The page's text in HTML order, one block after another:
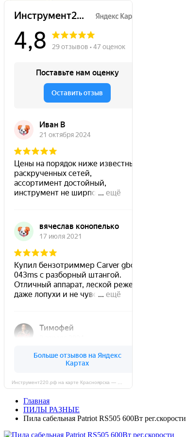
Главная
ПИЛЫ РАЗНЫЕ
Пила сабельная Patriot RS505 600Вт рег.скорости